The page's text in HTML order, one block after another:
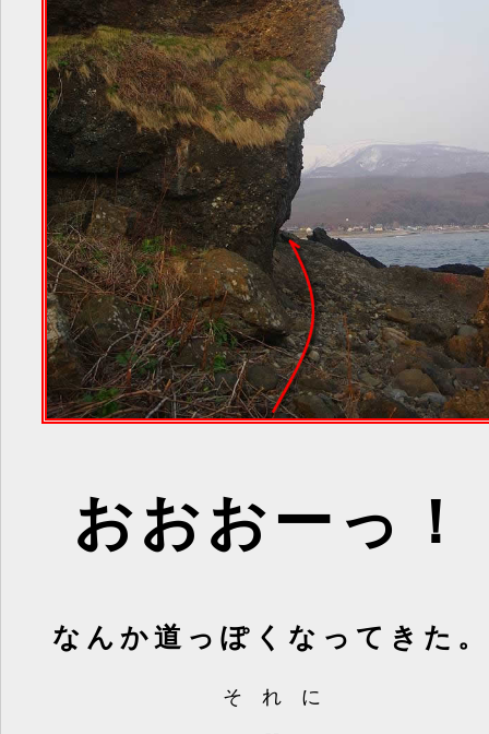
おおおーっ！
なんか道っぽくなってきた。
そ れ に